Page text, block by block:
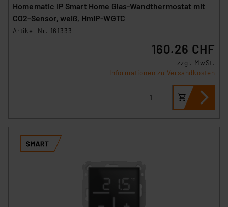
Homematic IP Smart Home Glas-Wandthermostat mit
CO2-Sensor, weiß, HmIP-WGTC
Artikel-Nr. 161333
160.26 CHF
zzgl. MwSt.
Informationen zu Versandkosten